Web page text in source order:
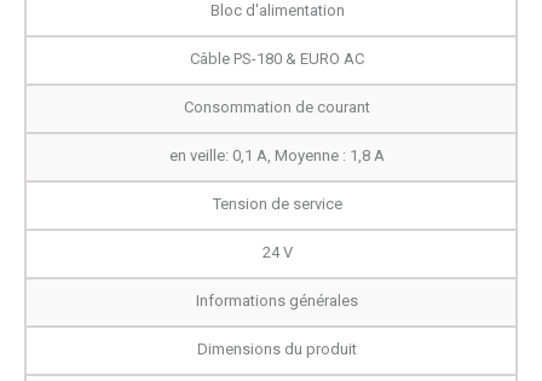
Bloc d'alimentation
Câble PS-180 & EURO AC
Consommation de courant
en veille: 0,1 A, Moyenne : 1,8 A
Tension de service
24 V
Informations générales
Dimensions du produit